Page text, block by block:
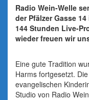
Radio Wein-Welle
der Pfälzer Gasse
144 Stunden Live-
wieder freuen wir
Eine gute Tradition
Harms fortgesetzt.
evangelischen
Studio von Radio